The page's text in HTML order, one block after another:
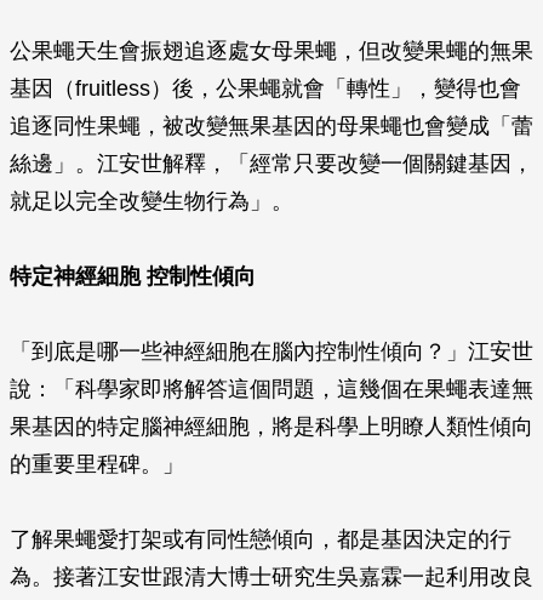
公果蠅天生會振翅追逐處女母果蠅，但改變果蠅的無果
基因（fruitless）後，公果蠅就會「轉性」，變得也會
追逐同性果蠅，被改變無果基因的母果蠅也會變成「蕾
絲邊」。江安世解釋，「經常只要改變一個關鍵基因，
就足以完全改變生物行為」。
特定神經細胞 控制性傾向
「到底是哪一些神經細胞在腦內控制性傾向？」江安世
說：「科學家即將解答這個問題，這幾個在果蠅表達無
果基因的特定腦神經細胞，將是科學上明瞭人類性傾向
的重要里程碑。」
了解果蠅愛打架或有同性戀傾向，都是基因決定的行
為。接著江安世跟清大博士研究生吳嘉霖一起利用改良